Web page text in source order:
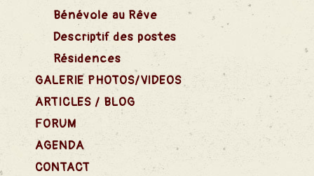
Bénévole au Rêve
Descriptif des postes
Résidences
GALERIE PHOTOS/VIDEOS
ARTICLES / BLOG
FORUM
AGENDA
CONTACT